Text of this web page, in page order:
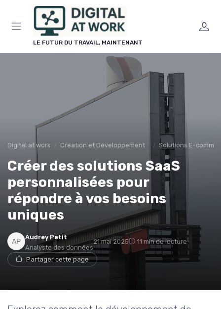
LE FUTUR DU TRAVAIL, MAINTENANT
Digital at work Création et Développement de Sites Web Solutions E-
Créer des solutions SaaS
personnalisées pour
répondre à vos besoins
uniques
Audrey Petit
Analyste des données
21 mai 2025 11 min de lecture
Partager cette page
Panneau de gestion des cookies